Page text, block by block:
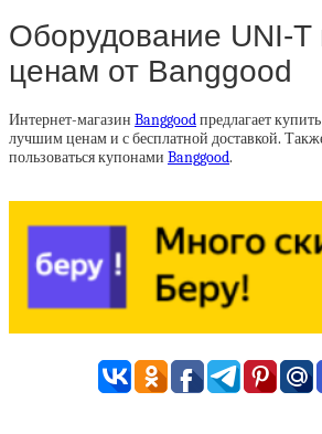
Оборудование UNI-
ценам от Banggood
Интернет-магазин Banggoodпредлагает
лучшим ценам и с бесплатной доставкой.
пользоваться купонами Banggood.